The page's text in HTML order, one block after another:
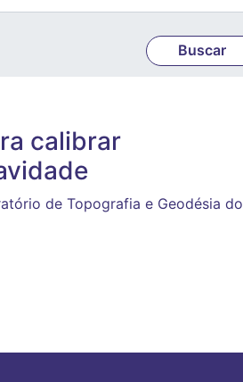
calibrar
de Topografia e Geodésia do